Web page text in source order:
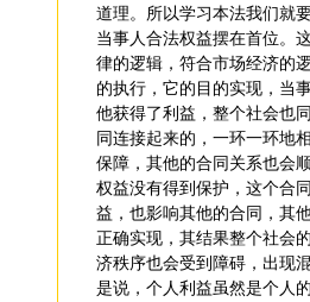
道理。所以学习本法我们就
当事人合法权益摆在首位。
律的逻辑，符合市场经济的
的执行，它的目的实现，当
他获得了利益，整个社会也
同连接起来的，一环一环地
保障，其他的合同关系也会
权益没有得到保护，这个合
益，也影响其他的合同，其
正确实现，其结果整个社会
济秩序也会受到障碍，出现
是说，个人利益虽然是个人